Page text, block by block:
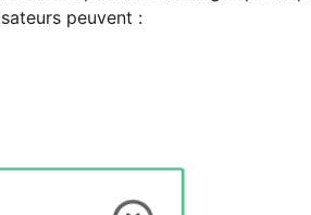
peuvent :